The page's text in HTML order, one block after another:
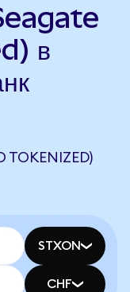
в
TOKENIZED)
STXON
CHF